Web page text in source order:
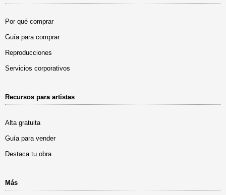
Por qué comprar
Guía para comprar
Reproducciones
Servicios corporativos
Recursos para artistas
Alta gratuita
Guía para vender
Destaca tu obra
Más